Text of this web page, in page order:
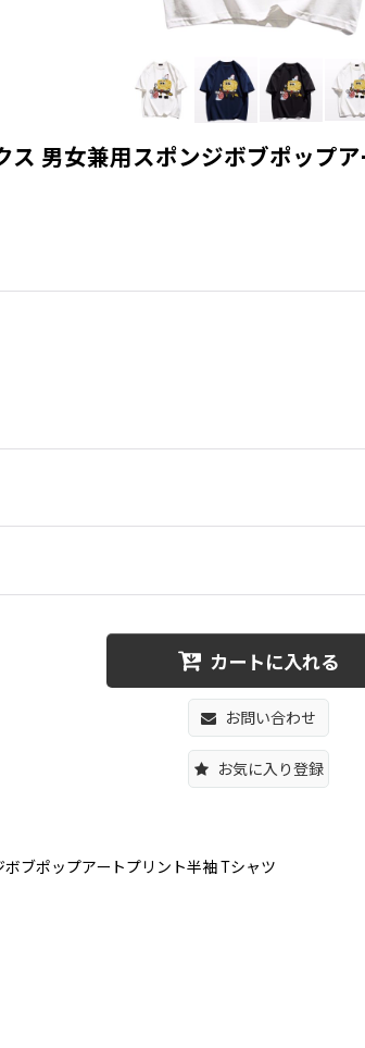
男女兼用スポンジボブポップア
カートに入れる
お問い合わせ
お気に入り登録
ブポップアートプリント半袖 Tシャツ